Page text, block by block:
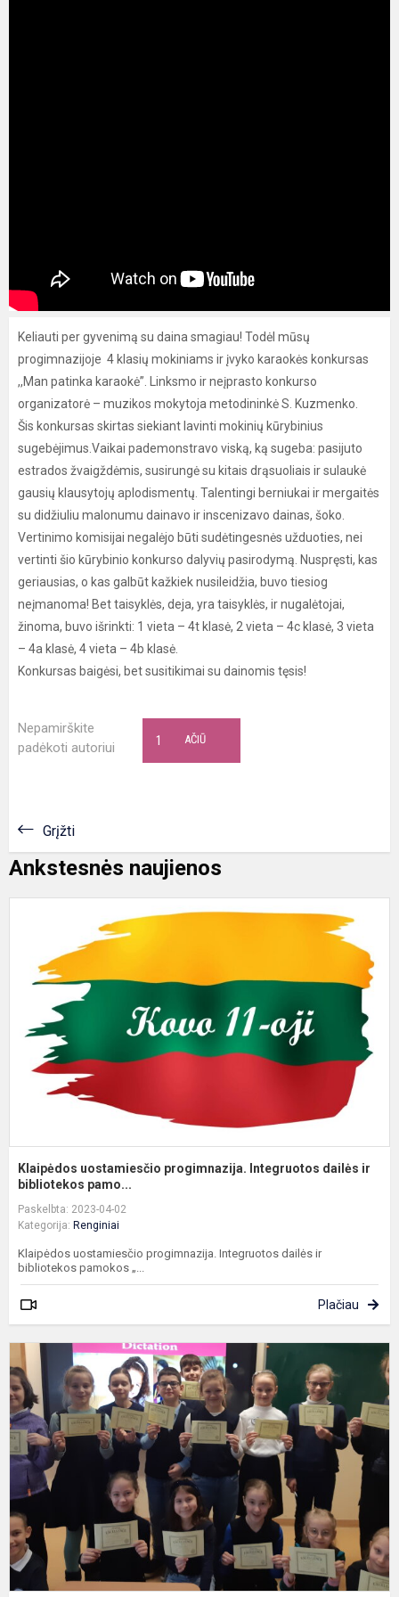
Keliauti per gyvenimą su daina smagiau! Todėl mūsų
progimnazijoje 4 klasių mokiniams ir įvyko karaokės konkursas
,,Man patinka karaokė”. Linksmo ir neįprasto konkurso
organizatorė – muzikos mokytoja metodininkė S. Kuzmenko.
Šis konkursas skirtas siekiant lavinti mokinių kūrybinius
sugebėjimus.Vaikai pademonstravo viską, ką sugeba: pasijuto
estrados žvaigždėmis, susirungė su kitais drąsuoliais ir sulaukė
gausių klausytojų aplodismentų. Talentingi berniukai ir mergaitės
su didžiuliu malonumu dainavo ir inscenizavo dainas, šoko.
Vertinimo komisijai negalėjo būti sudėtingesnės užduoties, nei
vertinti šio kūrybinio konkurso dalyvių pasirodymą. Nuspręsti, kas
geriausias, o kas galbūt kažkiek nusileidžia, buvo tiesiog
neįmanoma! Bet taisyklės, deja, yra taisyklės, ir nugalėtojai,
žinoma, buvo išrinkti: 1 vieta – 4t klasė, 2 vieta – 4c klasė, 3 vieta
– 4a klasė, 4 vieta – 4b klasė.
Konkursas baigėsi, bet susitikimai su dainomis tęsis!
Nepamirškite
padėkoti autoriui
AČIŪ
1
Grįžti
Ankstesnės naujienos
Klaipėdos uostamiesčio progimnazija. Integruotos dailės ir
bibliotekos pamo...
Paskelbta: 2023-04-02
Kategorija: Renginiai
Klaipėdos uostamiesčio progimnazija. Integruotos dailės ir
bibliotekos pamokos „...
Plačiau